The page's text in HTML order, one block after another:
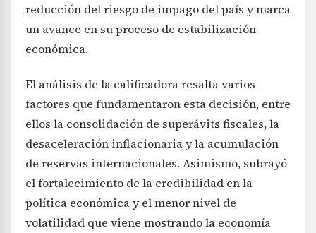
reducción del riesgo de impago del país y marca
un avance en su proceso de estabilización
económica.
El análisis de la calificadora resalta varios
factores que fundamentaron esta decisión, entre
ellos la consolidación de superávits fiscales, la
desaceleración inflacionaria y la acumulación
de reservas internacionales. Asimismo, subrayó
el fortalecimiento de la credibilidad en la
política económica y el menor nivel de
volatilidad que viene mostrando la economía